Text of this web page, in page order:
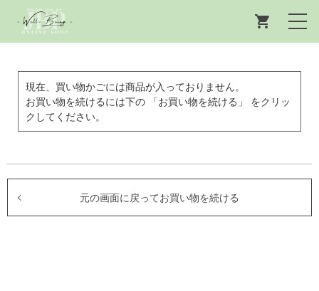
現在、買い物かごには商品が入っておりません。
お買い物を続けるには下の 「お買い物を続ける」 をクリッ
クしてください。
元の画面に戻ってお買い物を続ける